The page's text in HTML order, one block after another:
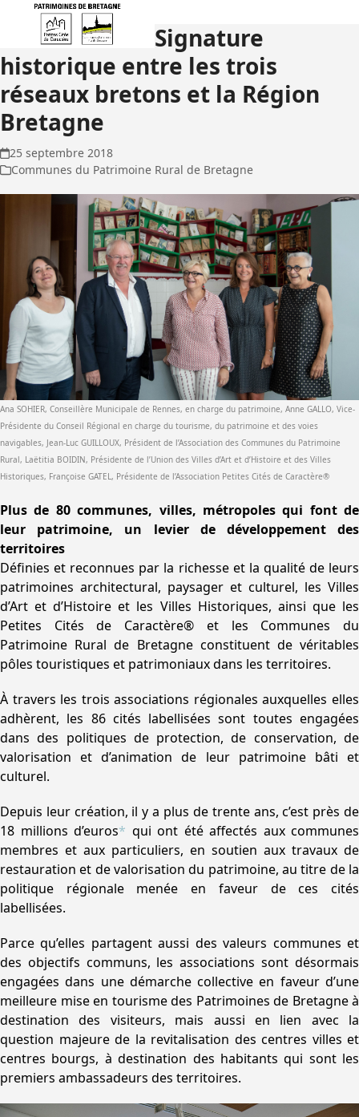
content
Open
mobile
menu
Close
mobile
menu
Signature
historique entre les trois
réseaux bretons et la Région
Bretagne
25 septembre 2018
Communes du Patrimoine Rural de Bretagne
Ana SOHIER, Conseillère Municipale de Rennes, en charge du patrimoine, Anne GALLO, Vice-
Présidente du Conseil Régional en charge du tourisme, du patrimoine et des voies
navigables, Jean-Luc GUILLOUX, Président de l’Association des Communes du Patrimoine
Rural, Laëtitia BOIDIN, Présidente de l’Union des Villes d’Art et d’Histoire et des Villes
Historiques, Françoise GATEL, Présidente de l’Association Petites Cités de Caractère®
Plus de 80 communes, villes, métropoles qui font de
leur patrimoine, un levier de développement des
territoires
Définies et reconnues par la richesse et la qualité de leurs
patrimoines architectural, paysager et culturel, les Villes
d’Art et d’Histoire et les Villes Historiques, ainsi que les
Petites Cités de Caractère® et les Communes du
Patrimoine Rural de Bretagne constituent de véritables
pôles touristiques et patrimoniaux dans les territoires.
À travers les trois associations régionales auxquelles elles
adhèrent, les 86 cités labellisées sont toutes engagées
dans des politiques de protection, de conservation, de
valorisation et d’animation de leur patrimoine bâti et
culturel.
Depuis leur création, il y a plus de trente ans, c’est près de
18 millions d’euros* qui ont été affectés aux communes
membres et aux particuliers, en soutien aux travaux de
restauration et de valorisation du patrimoine, au titre de la
politique régionale menée en faveur de ces cités
labellisées.
Parce qu’elles partagent aussi des valeurs communes et
des objectifs communs, les associations sont désormais
engagées dans une démarche collective en faveur d’une
meilleure mise en tourisme des Patrimoines de Bretagne à
destination des visiteurs, mais aussi en lien avec la
question majeure de la revitalisation des centres villes et
centres bourgs, à destination des habitants qui sont les
premiers ambassadeurs des territoires.